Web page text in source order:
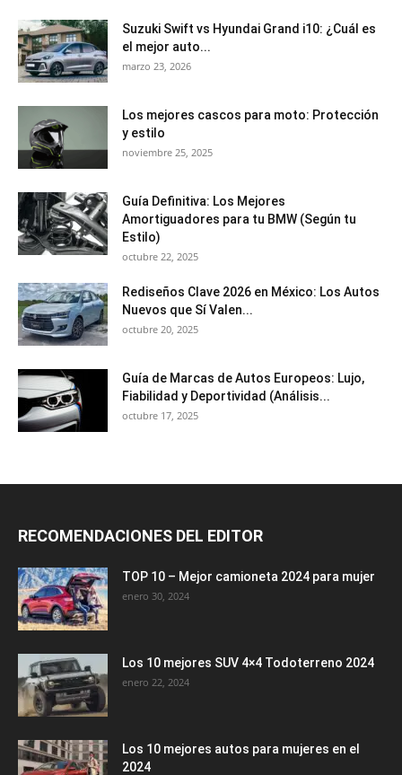
Suzuki Swift vs Hyundai Grand i10: ¿Cuál es
el mejor auto...
marzo 23, 2026
Los mejores cascos para moto: Protección
y estilo
noviembre 25, 2025
Guía Definitiva: Los Mejores
Amortiguadores para tu BMW (Según tu
Estilo)
octubre 22, 2025
Rediseños Clave 2026 en México: Los Autos
Nuevos que Sí Valen...
octubre 20, 2025
Guía de Marcas de Autos Europeos: Lujo,
Fiabilidad y Deportividad (Análisis...
octubre 17, 2025
RECOMENDACIONES DEL EDITOR
TOP 10 – Mejor camioneta 2024 para mujer
enero 30, 2024
Los 10 mejores SUV 4×4 Todoterreno 2024
enero 22, 2024
Los 10 mejores autos para mujeres en el
2024